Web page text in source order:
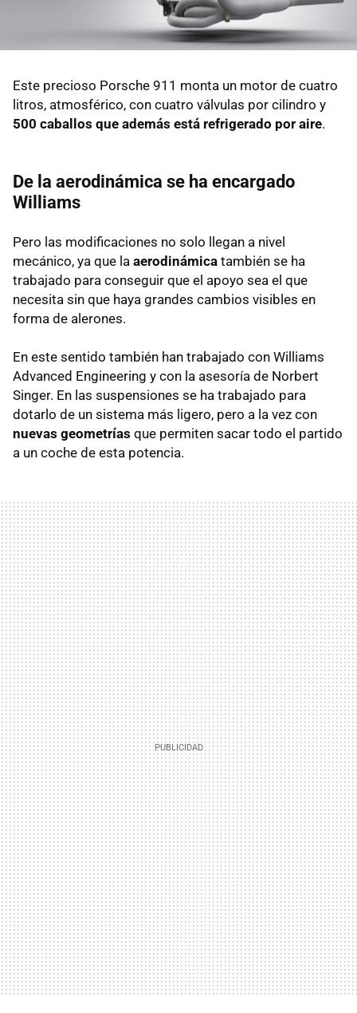
Este precioso Porsche 911 monta un motor de cuatro
litros, atmosférico, con cuatro válvulas por cilindro y
500 caballos que además está refrigerado por aire.
De la aerodinámica se ha encargado
Williams
Pero las modificaciones no solo llegan a nivel
mecánico, ya que la aerodinámica también se ha
trabajado para conseguir que el apoyo sea el que
necesita sin que haya grandes cambios visibles en
forma de alerones.
En este sentido también han trabajado con Williams
Advanced Engineering y con la asesoría de Norbert
Singer. En las suspensiones se ha trabajado para
dotarlo de un sistema más ligero, pero a la vez con
nuevas geometrías que permiten sacar todo el partido
a un coche de esta potencia.